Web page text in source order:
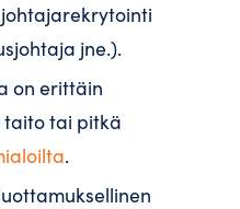
johtajarekrytointi
jne.).
on erittäin
taito tai pitkä
.